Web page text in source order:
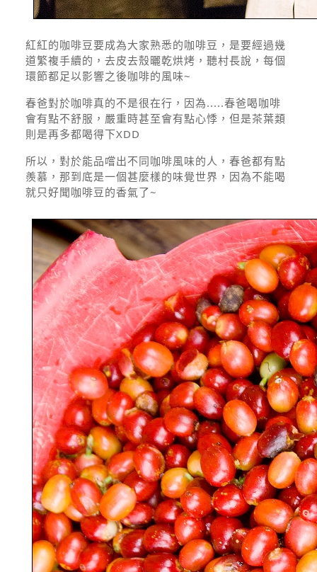
紅紅的咖啡豆要成為大家熟悉的咖啡豆，是要經過幾
道繁複手續的，去皮去殼曬乾烘烤，聽村長說，每個
環節都足以影響之後咖啡的風味~
春爸對於咖啡真的不是很在行，因為.....春爸喝咖啡
會有點不舒服，嚴重時甚至會有點心悸，但是茶葉類
則是再多都喝得下XDD
所以，對於能品嚐出不同咖啡風味的人，春爸都有點
羨慕，那到底是一個甚麼樣的味覺世界，因為不能喝
就只好聞咖啡豆的香氣了~